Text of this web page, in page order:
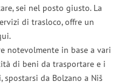
sei nel posto giusto. La
di trasloco, offre un
notevolmente in base a vari
di beni da trasportare e i
da Bolzano a Niš